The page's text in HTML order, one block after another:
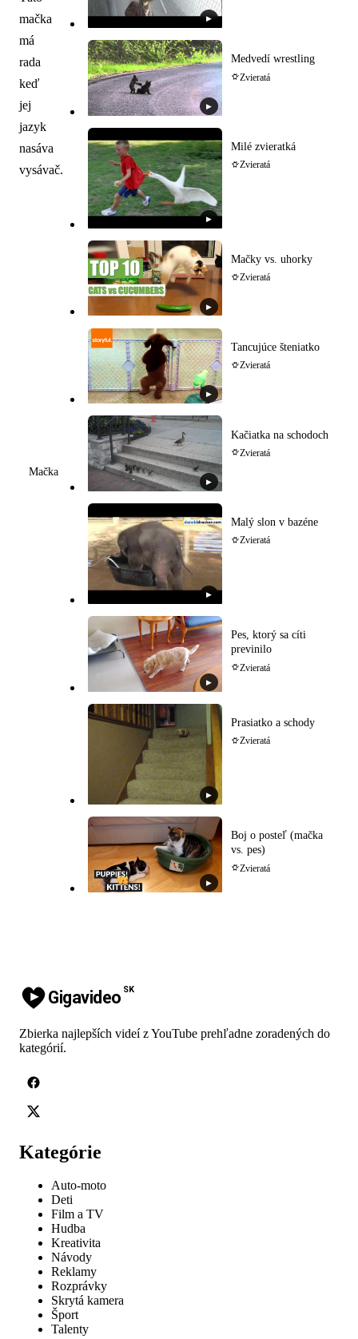
mačka
má
rada
keď
jej
jazyk
nasáva
vysávač.
Mačka
▶
▶
Medvedí wrestling
Zvieratá
▶
Milé zvieratká
Zvieratá
▶
Mačky vs. uhorky
Zvieratá
▶
Tancujúce šteniatko
Zvieratá
▶
Kačiatka na schodoch
Zvieratá
▶
Malý slon v bazéne
Zvieratá
▶
Pes, ktorý sa cíti
previnilo
Zvieratá
▶
Prasiatko a schody
Zvieratá
▶
Boj o posteľ (mačka
vs. pes)
Zvieratá
Gigavideo SK
Zbierka najlepších videí z YouTube prehľadne zoradených do
kategórií.
Kategórie
Auto-moto
Deti
Film a TV
Hudba
Kreativita
Návody
Reklamy
Rozprávky
Skrytá kamera
Šport
Talenty